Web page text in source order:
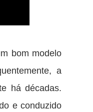
bom modelo
a
há décadas.
e conduzido